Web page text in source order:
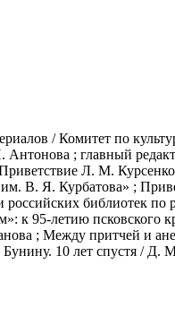
/ Комитет по
Антонова ; главный
Л. М.
им. В. Я. Курбатова» ;
библиотек
к 95-летию псковского
; Между притчей и
10 лет спустя /